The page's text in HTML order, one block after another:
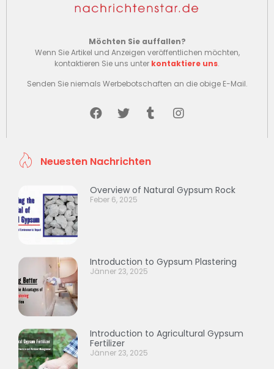
Möchten Sie auffallen?
Wenn Sie Artikel und Anzeigen veröffentlichen möchten,
kontaktieren Sie uns unter kontaktiere uns.
Senden Sie niemals Werbebotschaften an die obige E-Mail.
Neuesten Nachrichten
Overview of Natural Gypsum Rock
Feber 6, 2025
Introduction to Gypsum Plastering
Jänner 23, 2025
Introduction to Agricultural Gypsum
Fertilizer
Jänner 23, 2025